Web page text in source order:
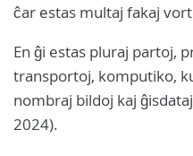
ĉar estas multaj fakaj
En ĝi estas pluraj partoj,
transportoj, komputiko,
nombraj bildoj kaj
2024).